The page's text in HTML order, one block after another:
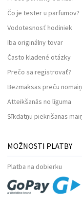
Čo je tester u parfumov?
Vodotesnosť hodiniek
Iba originálny tovar
Často kladené otázky
Prečo sa registrovať?
Bezmaksas preču
Atteikšanās no līguma
Sīkdatņu piekrišanas
MOŽNOSTI PLATBY
Platba na dobierku